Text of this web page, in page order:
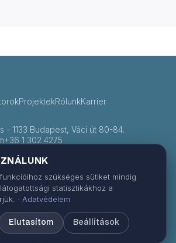
ProjektekRólunkKarrier
- 1133 Budapest, Váci út 80-84.
+36 1 302 4275
fenntartva.
szükséges sütiket mindig
statisztikákhoz a
· Adatvédelem
Elutasítom Beállítások